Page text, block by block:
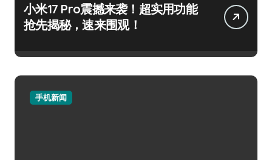
小米17 Pro震撼来袭！超实用功能
抢先揭秘，速来围观！
手机新闻